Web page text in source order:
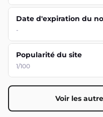
Date d'expiration du
-
Popularité du site
1/100
Voir les